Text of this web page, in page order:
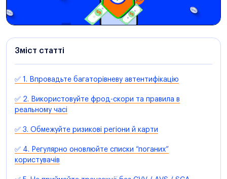
Зміст статті
✅ 1. Впровадьте багаторівневу автентифікацію
✅ 2. Використовуйте фрод-скори та правила в
реальному часі
✅ 3. Обмежуйте ризикові регіони й карти
✅ 4. Регулярно оновлюйте списки “поганих”
користувачів